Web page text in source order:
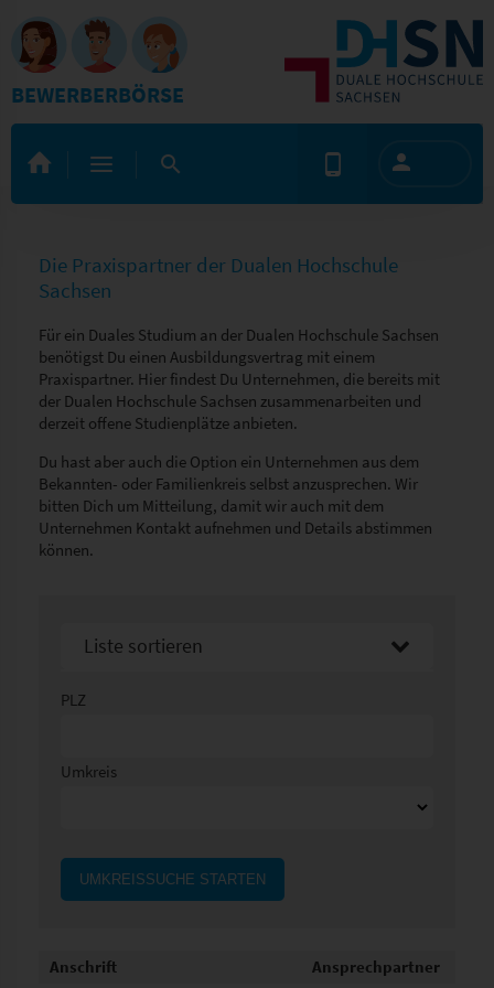
BEWERBERBÖRSE
Die Praxispartner der Dualen Hochschule
Sachsen
Für ein Duales Studium an der Dualen Hochschule Sachsen
benötigst Du einen Ausbildungsvertrag mit einem
Praxispartner. Hier findest Du Unternehmen, die bereits mit
der Dualen Hochschule Sachsen zusammenarbeiten und
derzeit offene Studienplätze anbieten.
Du hast aber auch die Option ein Unternehmen aus dem
Bekannten- oder Familienkreis selbst anzusprechen. Wir
bitten Dich um Mitteilung, damit wir auch mit dem
Unternehmen Kontakt aufnehmen und Details abstimmen
können.
Liste sortieren
PLZ
Umkreis
UMKREISSUCHE STARTEN
Anschrift
Ansprechpartner